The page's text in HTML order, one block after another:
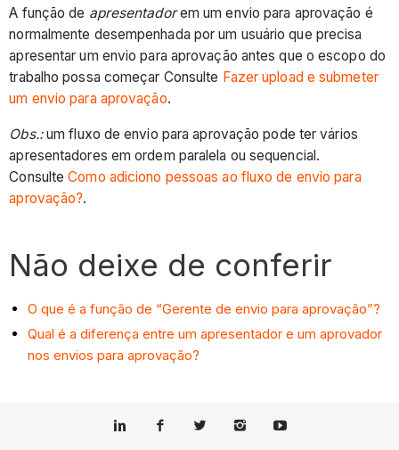
A função de apresentadorem um envio para aprovação é
normalmente desempenhada por um usuário que precisa
apresentar um envio para aprovação antes que o escopo do
trabalho possa começar Consulte Fazer upload e submeter
um envio para aprovação.
Obs.:um fluxo de envio para aprovação pode ter vários
apresentadores em ordem paralela ou sequencial.
ConsulteComo adiciono pessoas ao fluxo de envio para
aprovação?.
Não deixe de conferir
O que é a função de “Gerente de envio para aprovação”?
Qual é a diferença entre um apresentador e um aprovador
nos envios para aprovação?